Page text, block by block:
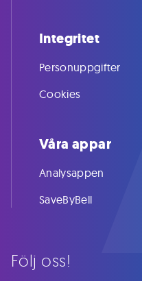
Följ oss!
Integritet
Personuppgifter
Cookies
Våra appar
Analysappen
SaveByBell